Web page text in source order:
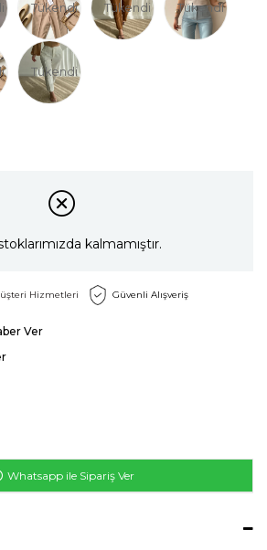
Tükendi Tükendi Tükendi
Tükendi
kalmamıştır.
Hizmetleri Güvenli Alışveriş
Ver
Whatsapp ile Sipariş Ver